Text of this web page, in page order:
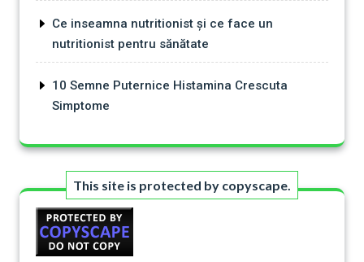
Ce inseamna nutritionist și ce face un
nutritionist pentru sănătate
10 Semne Puternice Histamina Crescuta
Simptome
This site is protected by copyscape.